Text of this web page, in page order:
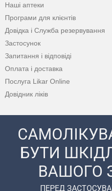
Наші аптеки
Програми для клієнтів
Довідка і Служба резервування
Застосунок
Запитання і відповіді
Оплата і доставка
Послуга Likar Online
Довідник ліків
БУТИ
ВАШОГО
ПЕРЕД